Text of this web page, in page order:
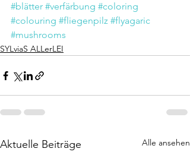
#blätter #verfärbung #coloring
#colouring #fliegenpilz #flyagaric
#mushrooms
SYLviaS ALLerLEI
Aktuelle Beiträge Alle ansehen